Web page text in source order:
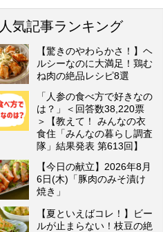
人気記事ランキング
【驚きのやわらかさ！】ヘ
ルシーなのに大満足！鶏む
ね肉の絶品レシピ8選
「人参の食べ方で好きなの
は？」＜回答数38,220票
＞【教えて！ みんなの衣
食住「みんなの暮らし調査
隊」結果発表 第613回】
【今日の献立】2026年8月
6日(木)「豚肉のみそ漬け
焼き」
【夏といえばコレ！】ビー
ルが止まらない！枝豆の絶